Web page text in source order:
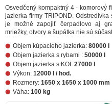
Osvedčený kompaktný 4 - komorový
jazierka firmy TRIPOND.
je možné zapojiť čerpadlovo aj
mriežky, otvory a šupátka nie sú
Objem kúpacieho jazierka: 80000 l
Objem jazierka s rybami : 50000 l
Objem jazierka s KOI: 27000 l
Výkon: 12000 l / hod.
Rozmery: 1650 x 1650 x 1000 mm
Váha: 100 kg